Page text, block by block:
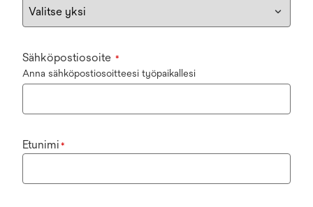
Sähköpostiosoite *
Anna sähköpostiosoitteesi työpaikallesi
Etunimi *